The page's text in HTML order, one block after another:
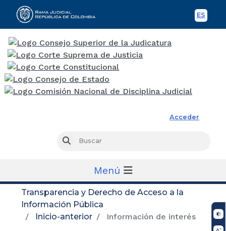
ES
Acceder
Buscar
Menú
Transparencia y Derecho de Acceso a la
Información Pública
Inicio-anterior
Información de interés